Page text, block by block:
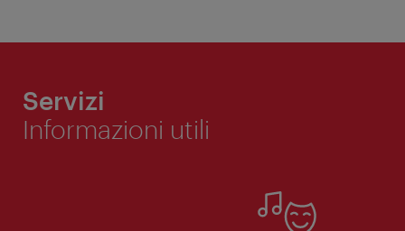
Servizi
Informazioni utili